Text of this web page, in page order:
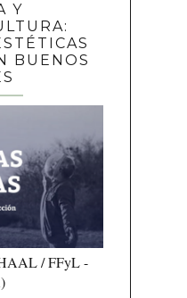
Y
BUENOS
/ FFyL -